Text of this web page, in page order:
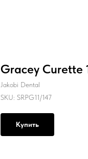
Gracey Curette
Jakobi Dental
SKU: SRPG11/147
Купить